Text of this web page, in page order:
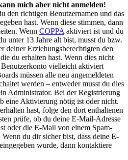
mich aber nicht anmelden!
den richtigen Benutzernamen und das
hast. Wenn diese stimmen, dann
Wenn COPPA aktiviert ist und du
unter 13 Jahre alt bist, musst du bzw.
deiner Erziehungsberechtigten den
du erhalten hast. Wenn dies nicht
vielleicht aktiviert
müssen alle neu angemeldeten
werden – entweder musst du dies
Administrator. Bei der Registrierung
eine Aktivierung nötig ist oder nicht.
hast, folge den dort enthaltenen
prüfe, ob du deine E-Mail-Adresse
oder die E-Mail von einem Spam-
du dir sicher bist, dass deine E-
wurde, dann kontaktiere